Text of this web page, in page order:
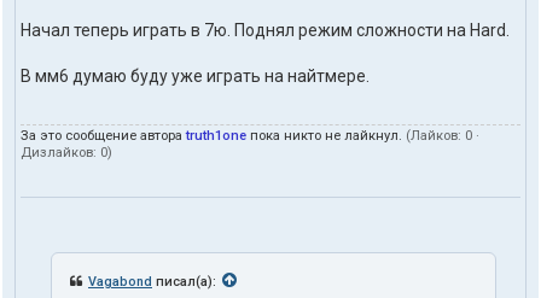
п
ь
о
в
е
r
Начал теперь играть в 7ю. Поднял режим сложности на Hard.
В мм6 думаю буду уже играть на найтмере.
За это сообщение автораtruth1one пока никто не лайкнул. (Лайков: 0 ·
Дизлайков: 0)
Vagabond писал(а):